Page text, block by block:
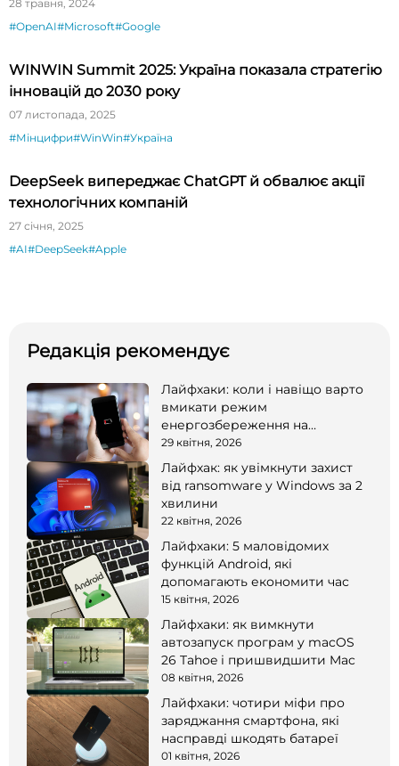
28 травня, 2024
#OpenAI#Microsoft#Google
WINWIN Summit 2025: Україна показала стратегію
інновацій до 2030 року
07 листопада, 2025
#Мінцифри#WinWin#Україна
DeepSeek випереджає ChatGPT й обвалює акції
технологічних компаній
27 січня, 2025
#AI#DeepSeek#Apple
Редакція рекомендує
Лайфхаки: коли і навіщо варто
вмикати режим
енергозбереження на
смартфоні
29 квітня, 2026
Лайфхак: як увімкнути захист
від ransomware у Windows за 2
хвилини
22 квітня, 2026
Лайфхаки: 5 маловідомих
функцій Android, які
допомагають економити час
15 квітня, 2026
Лайфхаки: як вимкнути
автозапуск програм у macOS
26 Tahoe і пришвидшити Mac
08 квітня, 2026
Лайфхаки: чотири міфи про
заряджання смартфона, які
насправді шкодять батареї
01 квітня, 2026